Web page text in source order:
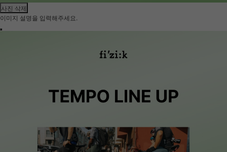
사진 삭제
이미지 설명을 입력해주세요.